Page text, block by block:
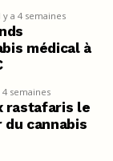
y a 4 semaines
médical à
4 semaines
rastafaris le
cannabis